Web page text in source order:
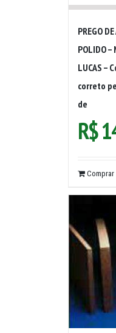
PREGO
POLIDO –
LUCAS –
correto
de
R$
Comprar